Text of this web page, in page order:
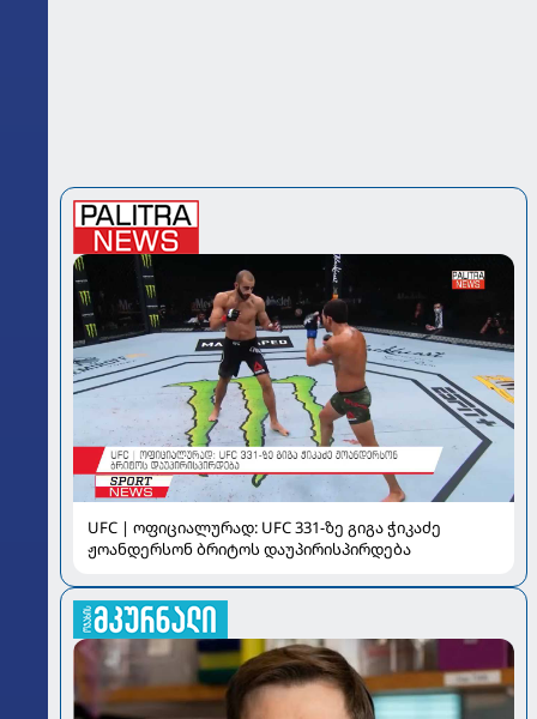
UFC | ოფიციალურად: UFC 331-ზე გიგა ჭიკაძე
ჟოანდერსონ ბრიტოს დაუპირისპირდება